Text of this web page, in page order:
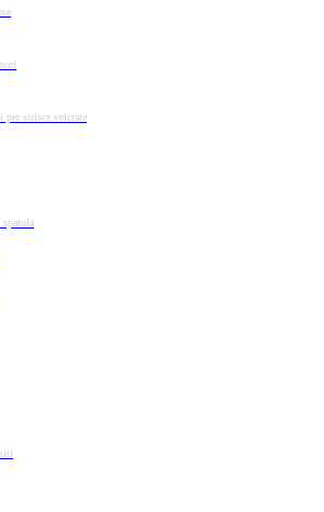
per strisce velcrate
spatola